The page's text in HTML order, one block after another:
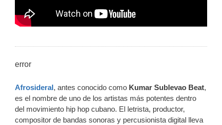
error
Afrosideral, antes conocido como Kumar Sublevao Beat,
es el nombre de uno de los artistas más potentes dentro
del movimiento hip hop cubano. El letrista, productor,
compositor de bandas sonoras y percusionista digital lleva